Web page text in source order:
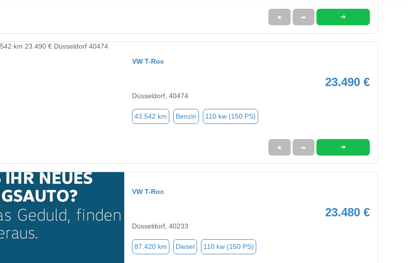
★ ➦ ➜
VW T-Roc
23.490 €
Düsseldorf, 40474
43.542 km Benzin 110 kw (150 PS)
★ ➦ ➜
VW T-Roc
23.480 €
Düsseldorf, 40233
87.420 km Diesel 110 kw (150 PS)